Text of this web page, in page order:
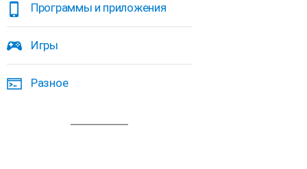
Программы и приложения
Игры
Разное